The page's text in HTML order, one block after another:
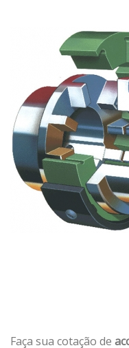
Faça sua cotação de